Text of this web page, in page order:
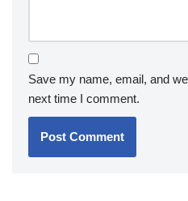
Save my name, email, and
next time I comment.